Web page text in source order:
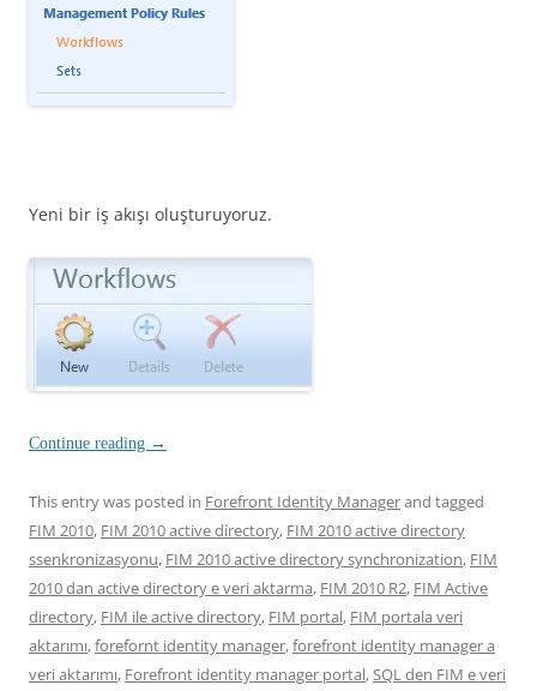
Yeni bir iş akışı oluşturuyoruz.
Continue reading →
This entry was posted in Forefront Identity Managerand tagged
FIM 2010, FIM 2010 active directory, FIM 2010 active directory
ssenkronizasyonu, FIM 2010 active directory synchronization, FIM
2010 dan active directory e veri aktarma, FIM 2010 R2, FIM Active
directory, FIM ile active directory, FIM portal, FIM portala veri
aktarımı,forefornt identity manager,forefront identity manager a
veri aktarımı, Forefront identity manager portal,SQL den FIM e veri